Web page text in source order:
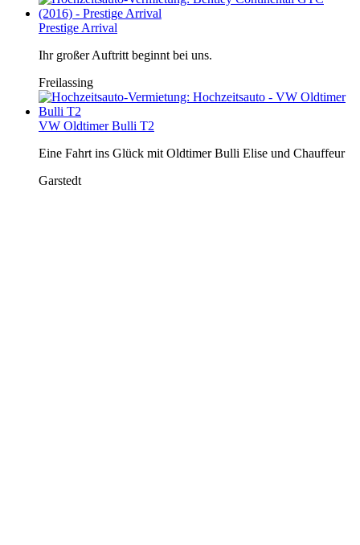
Prestige Arrival
Ihr großer Auftritt beginnt bei uns.
Freilassing
VW Oldtimer Bulli T2
Eine Fahrt ins Glück mit Oldtimer Bulli Elise und Chauffeur
Garstedt